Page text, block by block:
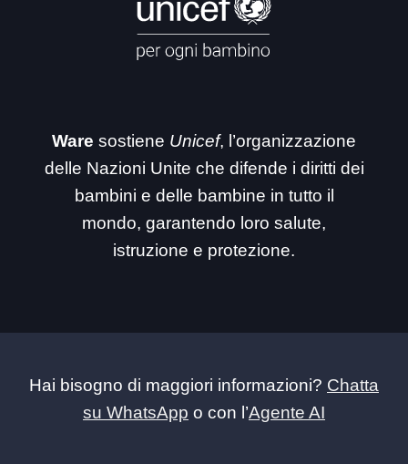
Ware sostiene Unicef, l’organizzazione
delle Nazioni Unite che difende i diritti dei
bambini e delle bambine in tutto il
mondo, garantendo loro salute,
istruzione e protezione.
Hai bisogno di maggiori informazioni? Chatta
su WhatsApp o con l’Agente AI